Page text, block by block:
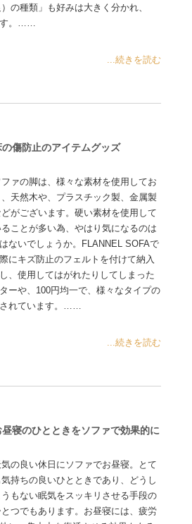
）の種類」も好みは大きく分かれ、
す。……
...続きを読む
の傷防止のアイテムグッズ
ファの脚は、様々な素材を使用してお
、天然木や、プラスチック製、金属製
どがございます。硬い素材を使用して
ることが多い為、やはり気になるのは
ないでしょうか。FLANNEL SOFAで
にキズ防止のフェルトを付けて納入
、使用してはがれたりしてしまった
ーや、100円均一で、様々なタイプの
されています。……
...続きを読む
昼寝のひとときをソファで効果的に
気の良い休日にソファでお昼寝。とて
気持ちの良いひとときであり、どうし
うもない眠気をスッキリさせる手段の
とつでもあります。お昼寝には、疲労